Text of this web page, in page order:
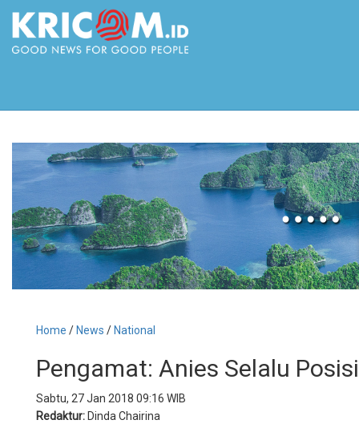
Home / News / National
Pengamat: Anies Selalu
Sabtu, 27 Jan 2018 09:16 WIB
Redaktur: Dinda Chairina